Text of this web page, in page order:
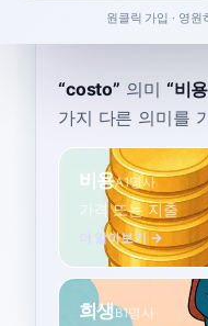
KOHS-toh ˈkos.to
“costo” 의미 “비용
가지 다른 의미를
비용A1명사
가격 또는 지출
더 알아보기 →
희생B1명사
원클릭 가입 · 영원